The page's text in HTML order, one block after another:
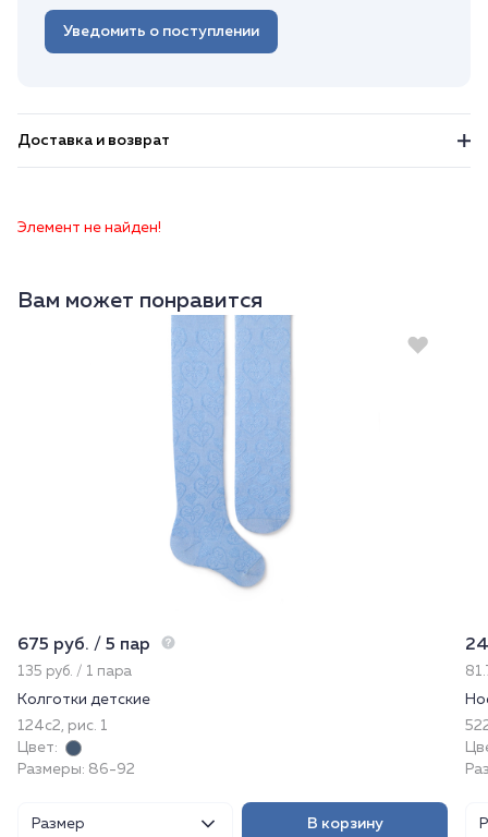
Уведомить о поступлении
Доставка и возврат
Элемент не найден!
Вам может понравится
675 руб. / 5 пар
135 руб. / 1 пара
Колготки детские
124с2, рис. 1
Цвет:
Размеры: 86-92
Размер В корзину